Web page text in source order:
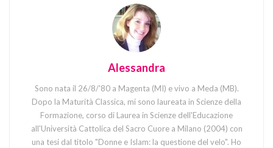
Alessandra
Sono nata il 26/8/'80 a Magenta (MI) e vivo a Meda (MB).
Dopo la Maturità Classica, mi sono laureata in Scienze della
Formazione, corso di Laurea in Scienze dell'Educazione
all'Università Cattolica del Sacro Cuore a Milano (2004) con
una tesi dal titolo "Donne e Islam: la questione del velo". Ho